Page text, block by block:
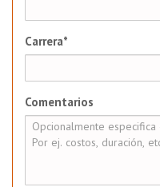
Carrera*
Comentarios